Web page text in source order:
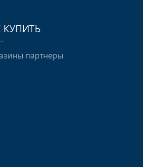
КУПИТЬ
партнеры